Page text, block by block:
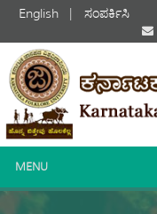
English | ಸಂಪರ್ಕಿಸಿ
MENU